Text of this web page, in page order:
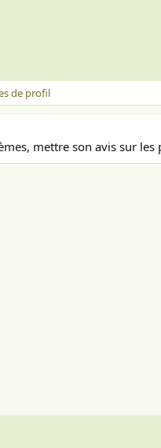
de profil
mettre son avis sur